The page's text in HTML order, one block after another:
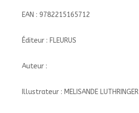
EAN : 9782215165712
Éditeur : FLEURUS
Auteur :
Illustrateur : MELISANDE LUTHRINGER